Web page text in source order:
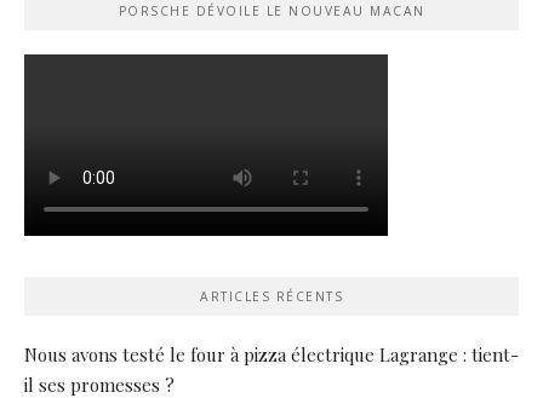
PORSCHE DÉVOILE LE NOUVEAU MACAN
ARTICLES RÉCENTS
Nous avons testé le four à pizza électrique Lagrange : tient-
il ses promesses ?